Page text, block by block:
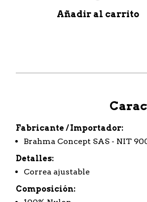
Añadir al carrito
Fabricante / Importador
Brahma Concept SAS - NIT
Detalles
Correa ajustable
Composición